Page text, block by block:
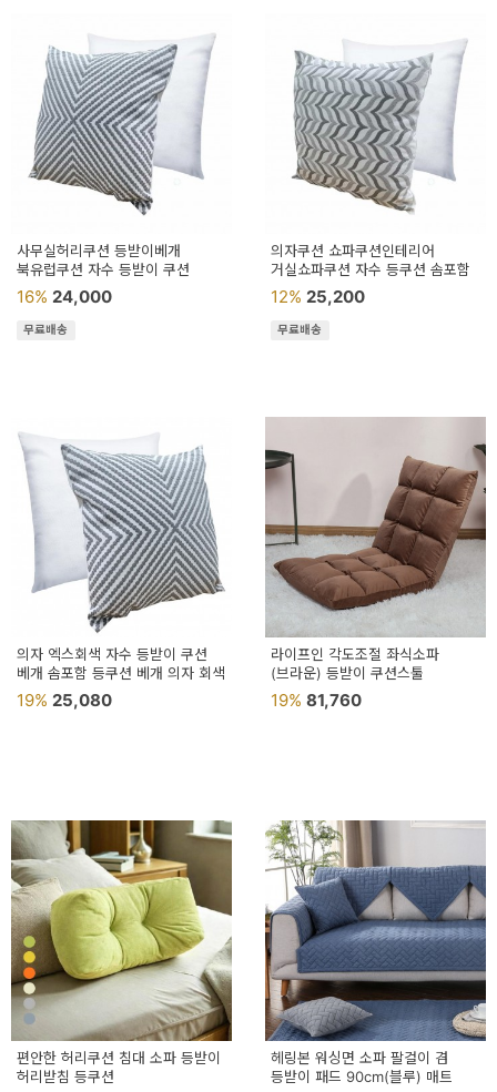
사무실허리쿠션 등받이베개
북유럽쿠션 자수 등받이 쿠션
16% 24,000
무료배송
의자쿠션 쇼파쿠션인테리어
거실쇼파쿠션 자수 등쿠션 솜포함
12% 25,200
무료배송
의자 엑스회색 자수 등받이 쿠션
베개 솜포함 등쿠션 베개 의자 회색
19% 25,080
라이프인 각도조절 좌식소파
(브라운) 등받이 쿠션스툴
19% 81,760
편안한 허리쿠션 침대 소파 등받이
허리받침 등쿠션
헤링본 워싱면 소파 팔걸이 겸
등받이 패드 90cm(블루) 매트